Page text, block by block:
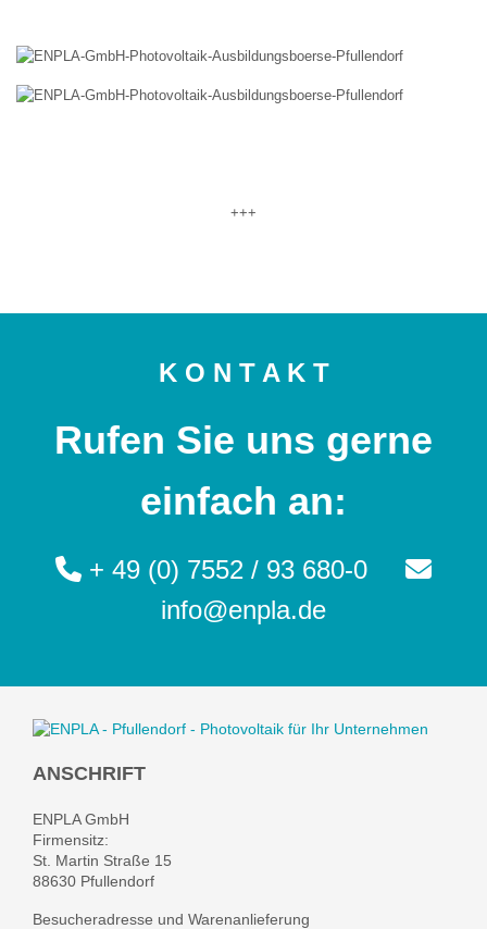
+++
K O N T A K T
Rufen Sie uns gerne
einfach an:
+ 49 (0) 7552 / 93 680-0
info@enpla.de
ANSCHRIFT
ENPLA GmbH
Firmensitz:
St. Martin Straße 15
88630 Pfullendorf
Besucheradresse und Warenanlieferung